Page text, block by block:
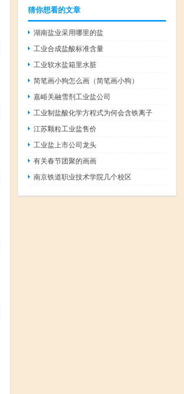
猜你想看的文章
湖南盐业采用哪里的盐
工业合成盐酸标准含量
工业软水盐箱里水脏
简笔画小狗怎么画（简笔画小狗）
嘉峪关融雪剂工业盐公司
工业制盐酸化学方程式为何会含铁离子
江苏颗粒工业盐售价
工业盐上市公司龙头
有关春节团聚的画画
南京铁道职业技术学院几个校区